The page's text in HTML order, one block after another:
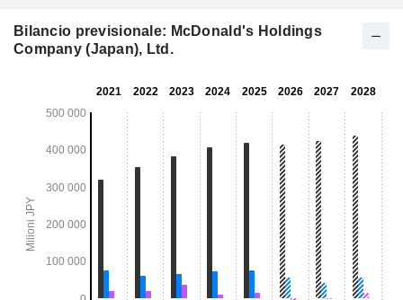
Bilancio previsionale: McDonald's Holdings
Company (Japan), Ltd.